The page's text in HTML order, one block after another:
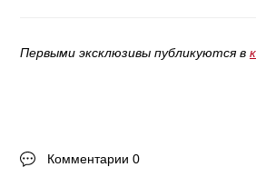
Первыми эксклюзивы публикуются в
Комментарии 0